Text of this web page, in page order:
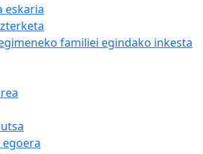
eskaria
familiei egindako inkesta